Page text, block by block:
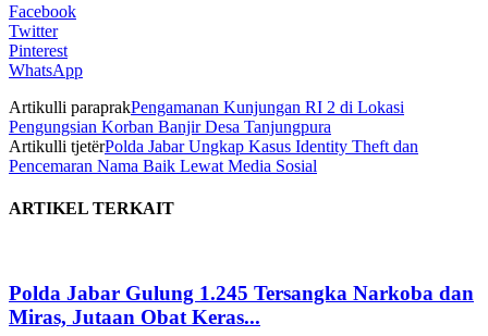
Facebook
Twitter
Pinterest
WhatsApp
Artikulli paraprakPengamanan Kunjungan RI 2 di Lokasi
Pengungsian Korban Banjir Desa Tanjungpura
Artikulli tjetërPolda Jabar Ungkap Kasus Identity Theft dan
Pencemaran Nama Baik Lewat Media Sosial
ARTIKEL TERKAIT
Polda Jabar Gulung 1.245 Tersangka Narkoba dan
Miras, Jutaan Obat Keras...